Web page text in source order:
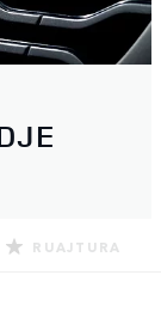
RUAJTURA